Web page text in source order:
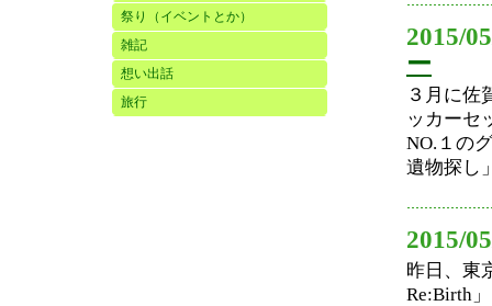
祭り（イベントとか）
雑記
想い出話
旅行
2015/
ー
３月に佐
ッカーセ
NO.１の
遺物探し
2015/
昨日、東
Re:Birth